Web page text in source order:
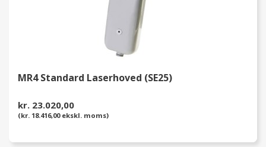
MR4 Standard Laserhoved (SE25)
kr. 23.020,00
(kr. 18.416,00 ekskl. moms)